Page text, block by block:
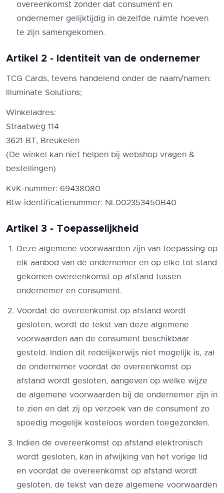
overeenkomst zonder dat consument en
ondernemer gelijktijdig in dezelfde ruimte hoeven
te zijn samengekomen.
Artikel 2 - Identiteit van de ondernemer
TCG Cards, tevens handelend onder de naam/namen:
Illuminate Solutions;
Winkeladres:
Straatweg 114
3621 BT, Breukelen
(De winkel kan niet helpen bij webshop vragen &
bestellingen)
KvK-nummer: 69438080
Btw-identificatienummer: NL002353450B40
Artikel 3 - Toepasselijkheid
Deze algemene voorwaarden zijn van toepassing op
elk aanbod van de ondernemer en op elke tot stand
gekomen overeenkomst op afstand tussen
ondernemer en consument.
Voordat de overeenkomst op afstand wordt
gesloten, wordt de tekst van deze algemene
voorwaarden aan de consument beschikbaar
gesteld. Indien dit redelijkerwijs niet mogelijk is, zal
de ondernemer voordat de overeenkomst op
afstand wordt gesloten, aangeven op welke wijze
de algemene voorwaarden bij de ondernemer zijn in
te zien en dat zij op verzoek van de consument zo
spoedig mogelijk kosteloos worden toegezonden.
Indien de overeenkomst op afstand elektronisch
wordt gesloten, kan in afwijking van het vorige lid
en voordat de overeenkomst op afstand wordt
gesloten, de tekst van deze algemene voorwaarden